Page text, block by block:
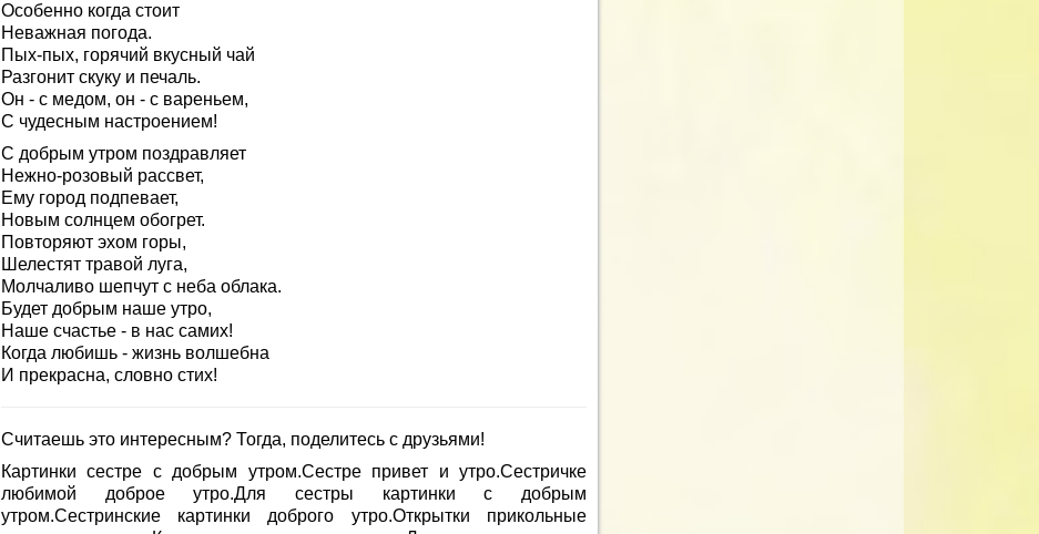
Особенно когда стоит
Неважная погода.
Пых-пых, горячий вкусный чай
Разгонит скуку и печаль.
Он - с медом, он - с вареньем,
С чудесным настроением!
С добрым утром поздравляет
Нежно-розовый рассвет,
Ему город подпевает,
Новым солнцем обогрет.
Повторяют эхом горы,
Шелестят травой луга,
Молчаливо шепчут с неба облака.
Будет добрым наше утро,
Наше счастье - в нас самих!
Когда любишь - жизнь волшебна
И прекрасна, словно стих!
Считаешь это интересным? Тогда, поделитесь с друзьями!
Картинки сестре с добрым утром.Сестре привет и утро.Сестричке
любимой доброе утро.Для сестры картинки с добрым
утром.Сестринские картинки доброго утро.Открытки прикольные